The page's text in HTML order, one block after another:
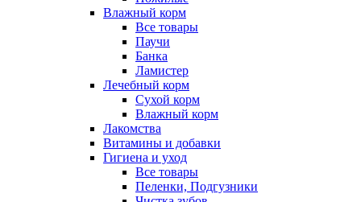
Влажный корм
Все товары
Паучи
Банка
Ламистер
Лечебный корм
Сухой корм
Влажный корм
Лакомства
Витамины и добавки
Гигиена и уход
Все товары
Пеленки, Подгузники